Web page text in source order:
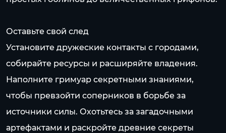
Оставьте свой след
Установите дружеские контакты с городами,
собирайте ресурсы и расширяйте владения.
Наполните гримуар секретными знаниями,
чтобы превзойти соперников в борьбе за
источники силы. Охотьтесь за загадочными
артефактами и раскройте древние секреты